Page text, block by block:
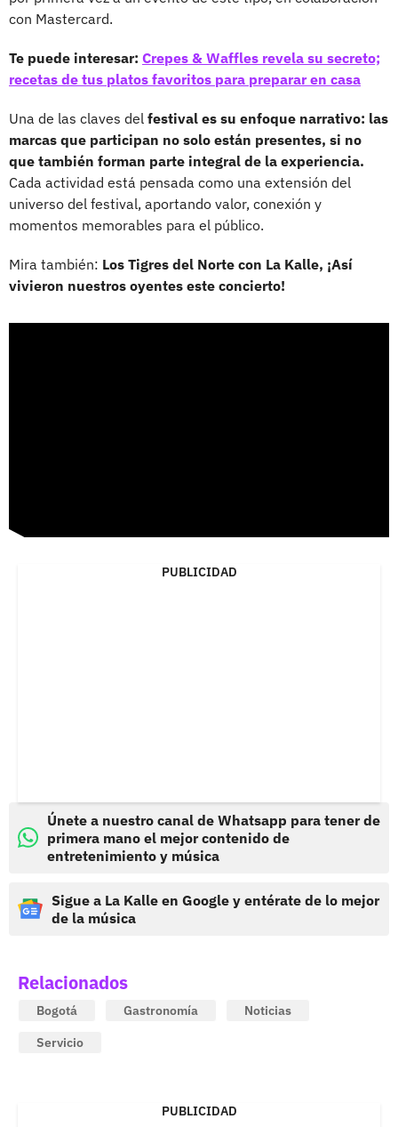
con Mastercard.
Te puede interesar: Crepes & Waffles revela su secreto;
recetas de tus platos favoritos para preparar en casa
Una de las claves del festival es su enfoque narrativo: las
marcas que participan no solo están presentes, si no
que también forman parte integral de la experiencia.
Cada actividad está pensada como una extensión del
universo del festival, aportando valor, conexión y
momentos memorables para el público.
Mira también: Los Tigres del Norte con La Kalle, ¡Así
vivieron nuestros oyentes este concierto!
PUBLICIDAD
Únete a nuestro canal de Whatsapp para tener de
primera mano el mejor contenido de
entretenimiento y música
Sigue a La Kalle en Google y entérate de lo mejor
de la música
Relacionados
Bogotá Gastronomía
Noticias
Servicio
PUBLICIDAD